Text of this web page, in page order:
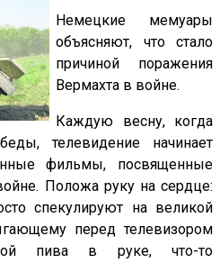
Немецкие мемуары
объясняют, что стало
причиной поражения
Вермахта в войне.
Каждую весну, когда
телевидение начинает
фильмы, посвященные
Положа руку на сердце:
спекулируют на великой
перед телевизором
пива в руке, что-то